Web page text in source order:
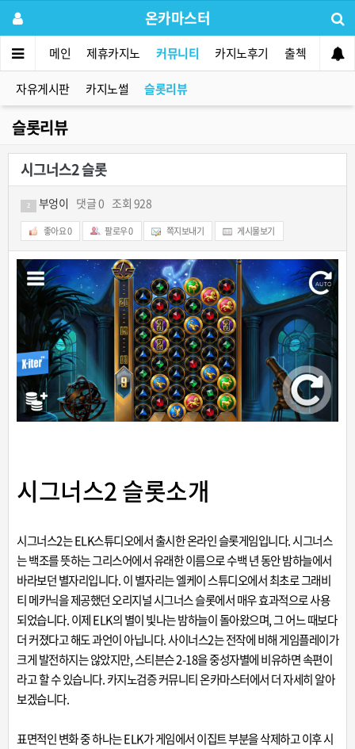
온카마스터
메인 제휴카지노 커뮤니티 카지노후기 출첵 먹튀
자유게시판 카지노썰 슬롯리뷰
슬롯리뷰
시그너스2 슬롯
2 부엉이 댓글 0 조회 928
좋아요0 팔로우0 쪽지보내기 게시물보기
시그너스2 슬롯소개
시그너스2는ELK스튜디오에서 출시한 온라인 슬롯게임입니다. 시그너스
는 백조를 뜻하는 그리스어에서 유래한 이름으로 수백 년 동안 밤하늘에서
바라보던 별자리입니다. 이 별자리는 엘케이 스튜디오에서 최초로 그래비
티 메카닉을 제공했던 오리지널 시그너스 슬롯에서 매우 효과적으로 사용
되었습니다. 이제 ELK의 별이 빛나는 밤하늘이 돌아왔으며, 그 어느 때보다
더 커졌다고 해도 과언이 아닙니다. 사이너스2는 전작에 비해 게임플레이가
크게 발전하지는 않았지만, 스티븐슨 2-18을 중성자별에 비유하면 속편이
라고 할 수 있습니다.카지노검증 커뮤니티온카마스터에서 더 자세히 알아
보겠습니다.
표면적인 변화 중 하나는 ELK가 게임에서 이집트 부분을 삭제하고 이후 시